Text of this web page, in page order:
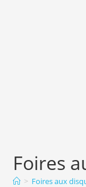
Foires
> Foires aux